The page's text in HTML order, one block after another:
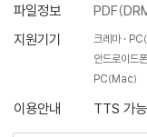
파일정보
지원기기
크레마
안드로이드폰
PC(Mac)
이용안내 TTS 가능